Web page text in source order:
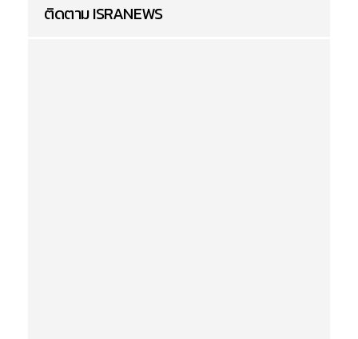
ติดตาม ISRANEWS